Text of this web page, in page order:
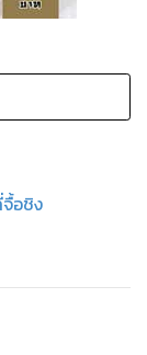
อชิง